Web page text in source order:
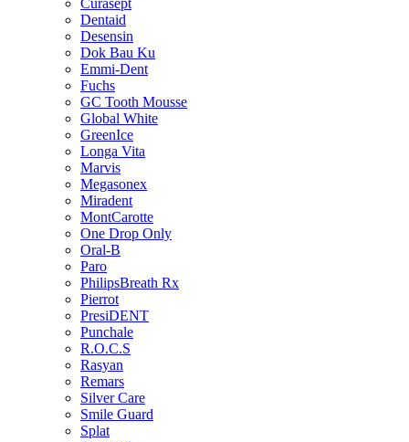
Curasept
Dentaid
Desensin
Dok Bau Ku
Emmi-Dent
Fuchs
GC Tooth Mousse
Global White
GreenIce
Longa Vita
Marvis
Megasonex
Miradent
MontCarotte
One Drop Only
Oral-B
Paro
PhilipsBreath Rx
Pierrot
PresiDENT
Punchale
R.O.C.S
Rasyan
Remars
Silver Care
Smile Guard
Splat